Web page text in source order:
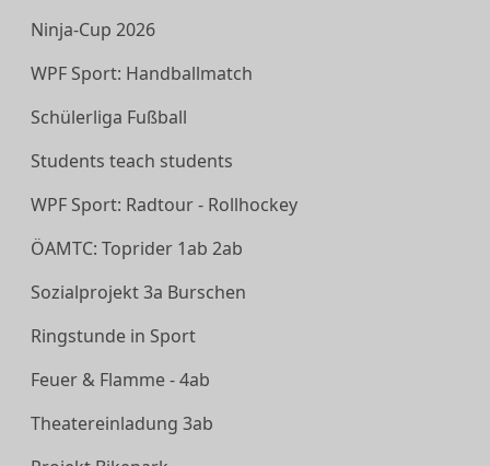
Ninja-Cup 2026
WPF Sport: Handballmatch
Schülerliga Fußball
Students teach students
WPF Sport: Radtour - Rollhockey
ÖAMTC: Toprider 1ab 2ab
Sozialprojekt 3a Burschen
Ringstunde in Sport
Feuer & Flamme - 4ab
Theatereinladung 3ab